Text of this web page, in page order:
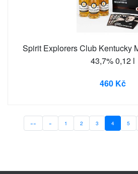
Spirit Explorers Club Kentucky
43,7% 0,12 l
460 Kč
«« « 1 2 3 4 5